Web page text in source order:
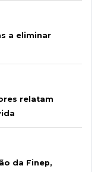
a eliminar
relatam
da Finep,